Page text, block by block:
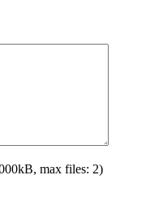
max files: 2)